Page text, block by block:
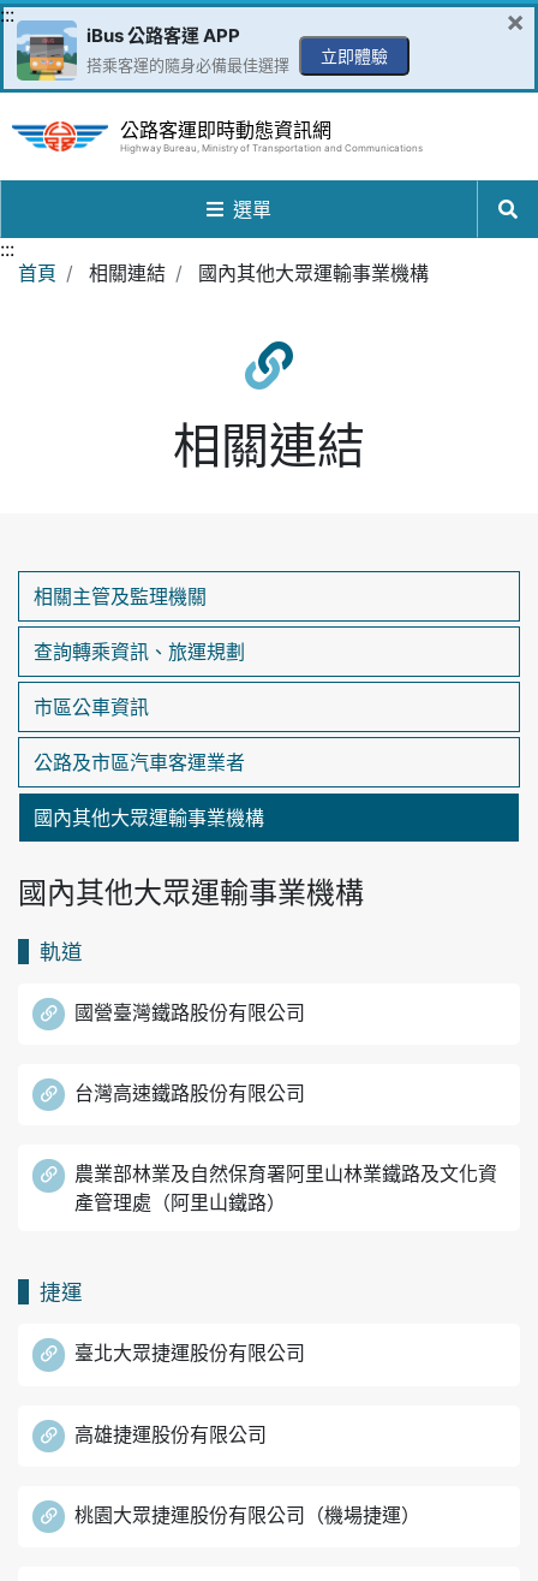
跳到主要內容區
:::
iBus 公路客運 APP
搭乘客運的隨身必備最佳選擇 立即體驗
×
公路客運即時動態資訊網
Highway Bureau, Ministry of Transportation and Communications
選單
:::
首頁
相關連結 國內其他大眾運輸事業機構
相關連結
相關主管及監理機關
查詢轉乘資訊、旅運規劃
市區公車資訊
公路及市區汽車客運業者
國內其他大眾運輸事業機構
國內其他大眾運輸事業機構
軌道
國營臺灣鐵路股份有限公司
台灣高速鐵路股份有限公司
農業部林業及自然保育署阿里山林業鐵路及文化資
產管理處（阿里山鐵路）
捷運
臺北大眾捷運股份有限公司
高雄捷運股份有限公司
桃園大眾捷運股份有限公司（機場捷運）